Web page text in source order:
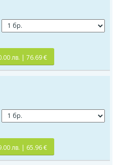
лв. | 76.69 €
лв. | 65.96 €